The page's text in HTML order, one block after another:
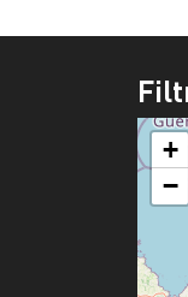
+
−